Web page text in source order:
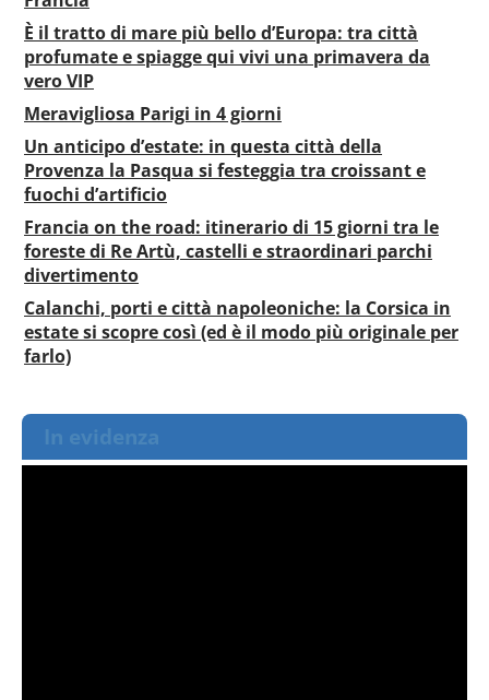
È il tratto di mare più bello d’Europa: tra città
profumate e spiagge qui vivi una primavera da
vero VIP
Meravigliosa Parigi in 4 giorni
Un anticipo d’estate: in questa città della
Provenza la Pasqua si festeggia tra croissant e
fuochi d’artificio
Francia on the road: itinerario di 15 giorni tra le
foreste di Re Artù, castelli e straordinari parchi
divertimento
Calanchi, porti e città napoleoniche: la Corsica in
estate si scopre così (ed è il modo più originale per
farlo)
In evidenza